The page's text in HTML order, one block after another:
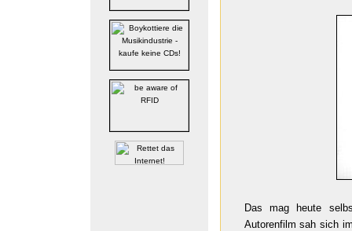
Das mag heute
Autorenfilm sah sich